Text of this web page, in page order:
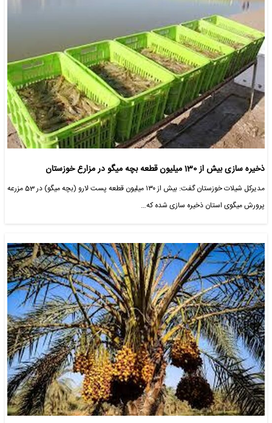
ذخیره سازی بیش از 130 میلیون قطعه بچه میگو در مزارع خوزستان
مدیرکل شیلات خوزستان گفت: بیش از ۱۳۰ میلیون قطعه پست لارو (بچه میگو) در 53 مزرعه
پرورش میگوی استان ذخیره سازی شده که…